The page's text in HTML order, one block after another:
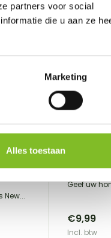
partners voor social
die u aan ze
Marketing
Alles toestaan
Territory
Geef uw
€9,99
Incl. btw